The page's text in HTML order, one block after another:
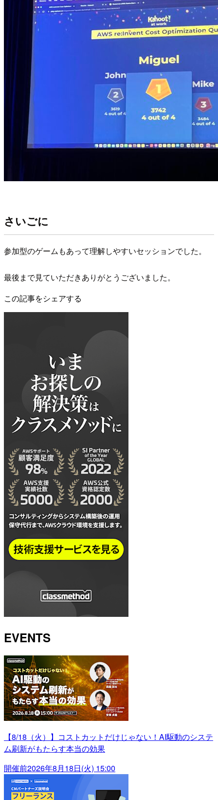
さいごに
参加型のゲームもあって理解しやすいセッションでした。
最後まで見ていただきありがとうございました。
この記事をシェアする
EVENTS
【8/18（火）】コストカットだけじゃない！AI駆動のシステ
ム刷新がもたらす本当の効果
開催前2026年8月18日(火) 15:00